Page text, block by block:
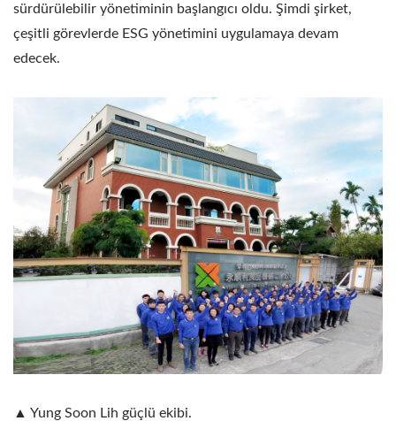
sürdürülebilir yönetiminin başlangıcı oldu. Şimdi şirket,
çeşitli görevlerde ESG yönetimini uygulamaya devam
edecek.
▲ Yung Soon Lih güçlü ekibi.